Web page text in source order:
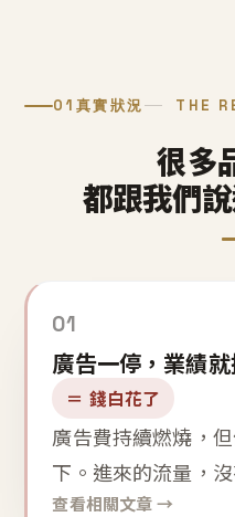
01 真實狀況 THE
很多
都跟我們
01
廣告一停，業績就
＝ 錢白花了
廣告費持續燃燒，
下。進來的流量，
查看相關文章 →